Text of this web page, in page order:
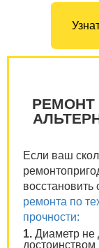
РЕМОНТ
Если ваш
восстановить
ремонта по
прочности:
1. Диаметр не
достоинством